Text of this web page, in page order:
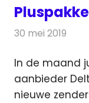
30 mei 2019
In de maand
aanbieder
nieuwe